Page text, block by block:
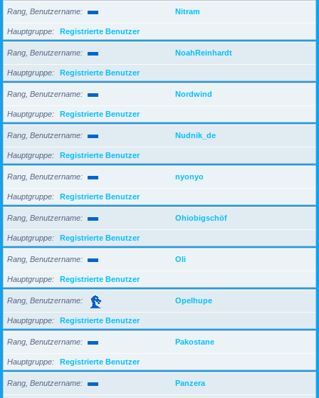
Rang, Benutzername Nitram
Hauptgruppe Registrierte Benutzer
Rang, Benutzername NoahReinhardt
Hauptgruppe Registrierte Benutzer
Rang, Benutzername Nordwind
Hauptgruppe Registrierte Benutzer
Rang, Benutzername Nudnik_de
Hauptgruppe Registrierte Benutzer
Rang, Benutzername nyonyo
Hauptgruppe Registrierte Benutzer
Rang, Benutzername Ohiobigschöf
Hauptgruppe Registrierte Benutzer
Rang, Benutzername Oli
Hauptgruppe Registrierte Benutzer
Rang, Benutzername Opelhupe
Hauptgruppe Registrierte Benutzer
Rang, Benutzername Pakostane
Hauptgruppe Registrierte Benutzer
Rang, Benutzername Panzera